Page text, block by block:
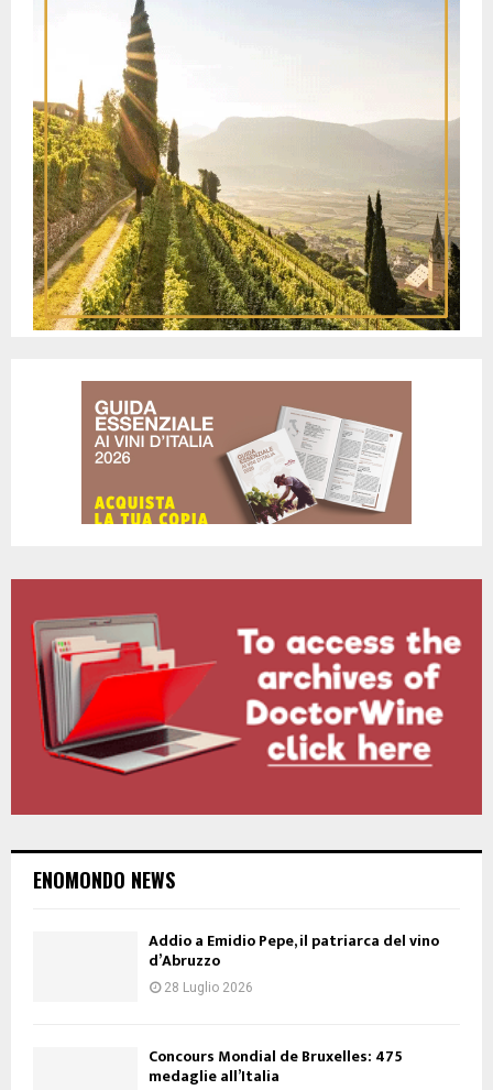
ENOMONDO NEWS
Addio a Emidio Pepe, il patriarca del vino
d’Abruzzo
28 Luglio 2026
Concours Mondial de Bruxelles: 475
medaglie all’Italia